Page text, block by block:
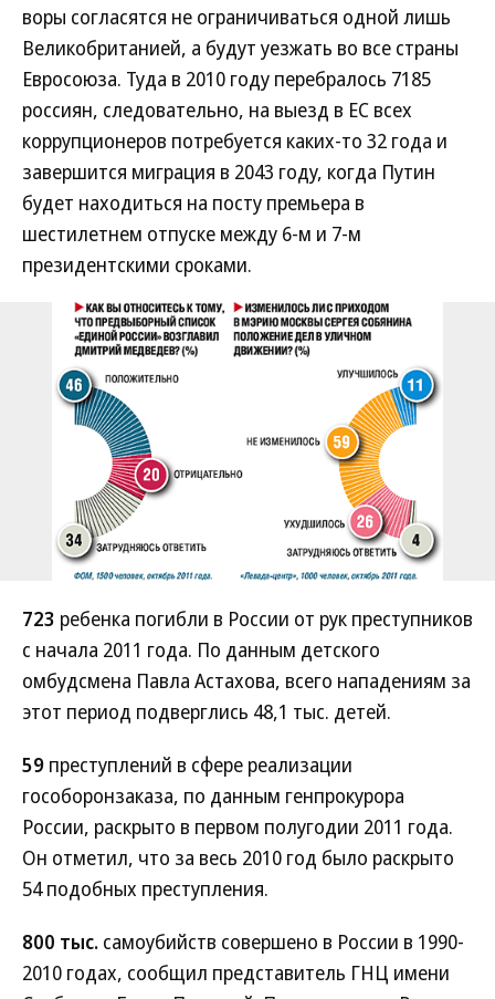
воры согласятся не ограничиваться одной лишь
Великобританией, а будут уезжать во все страны
Евросоюза. Туда в 2010 году перебралось 7185
россиян, следовательно, на выезд в ЕС всех
коррупционеров потребуется каких-то 32 года и
завершится миграция в 2043 году, когда Путин
будет находиться на посту премьера в
шестилетнем отпуске между 6-м и 7-м
президентскими сроками.
723 ребенка погибли в России от рук преступников
с начала 2011 года. По данным детского
омбудсмена Павла Астахова, всего нападениям за
этот период подверглись 48,1 тыс. детей.
59 преступлений в сфере реализации
гособоронзаказа, по данным генпрокурора
России, раскрыто в первом полугодии 2011 года.
Он отметил, что за весь 2010 год было раскрыто
54 подобных преступления.
800 тыс. самоубийств совершено в России в 1990-
2010 годах, сообщил представитель ГНЦ имени